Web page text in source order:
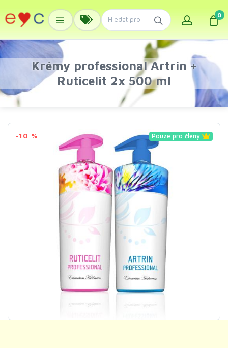
0
Krémy professional Artrin +
Ruticelit 2x 500 ml
-10 % Pouze pro členy